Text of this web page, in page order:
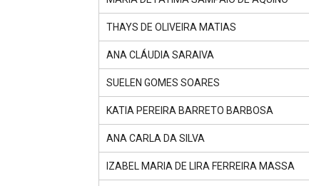
THAYS DE OLIVEIRA MATIAS
ANA CLÁUDIA SARAIVA
SUELEN GOMES SOARES
KATIA PEREIRA BARRETO BARBOSA
ANA CARLA DA SILVA
IZABEL MARIA DE LIRA FERREIRA MASSA